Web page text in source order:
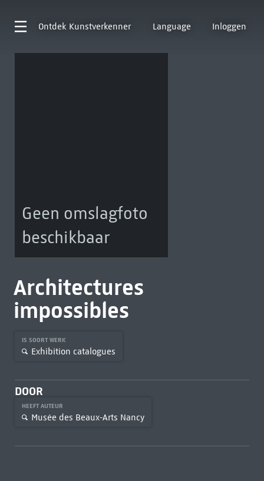
Ontdek Kunstverkenner Language Inloggen
Geen omslagfoto
beschikbaar
Architectures
impossibles
IS SOORT WERK
Exhibition catalogues
DOOR
HEEFT AUTEUR
Musée des Beaux-Arts Nancy